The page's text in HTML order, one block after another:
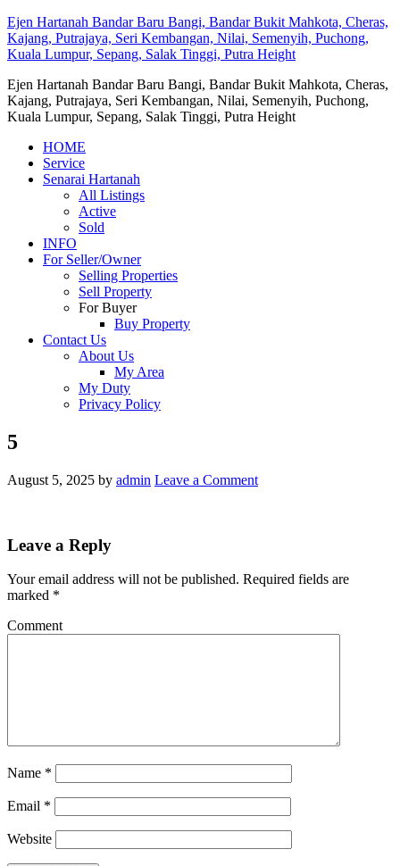
Ejen Hartanah Bandar Baru Bangi, Bandar Bukit Mahkota, Cheras,
Kajang, Putrajaya, Seri Kembangan, Nilai, Semenyih, Puchong,
Kuala Lumpur, Sepang, Salak Tinggi, Putra Height
Ejen Hartanah Bandar Baru Bangi, Bandar Bukit Mahkota, Cheras,
Kajang, Putrajaya, Seri Kembangan, Nilai, Semenyih, Puchong,
Kuala Lumpur, Sepang, Salak Tinggi, Putra Height
HOME
Service
Senarai Hartanah
All Listings
Active
Sold
INFO
For Seller/Owner
Selling Properties
Sell Property
For Buyer
Buy Property
Contact Us
About Us
My Area
My Duty
Privacy Policy
5
August 5, 2025 by admin Leave a Comment
Leave a Reply
Your email address will not be published. Required fields are
marked *
Comment
Name *
Email *
Website